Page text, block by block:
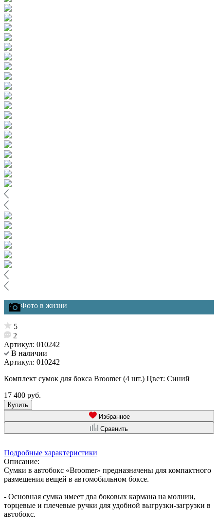
Фото в жизни
5
2
Артикул: 010242
В наличии
Артикул: 010242
Комплект сумок для бокса Broomer (4 шт.) Цвет: Синий
17 400 руб.
Купить
Избранное
Сравнить
Подробные характеристики
Описание:
Сумки в автобокс «Broomer» предназначены для компактного
размещения вещей в автомобильном боксе.
- Основная сумка имеет два боковых кармана на молнии,
торцевые и плечевые ручки для удобной выгрузки-загрузки в
автобокс.